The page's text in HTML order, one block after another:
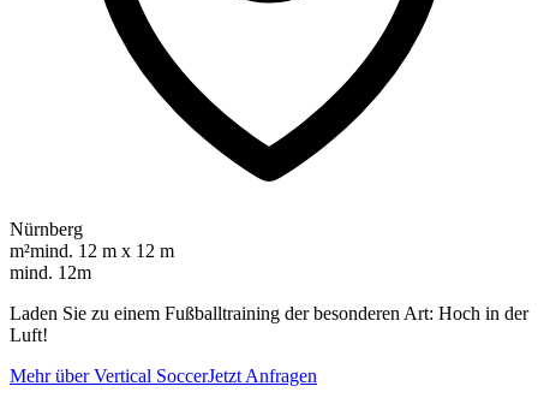
Nürnberg
m²mind. 12 m x 12 m
mind. 12m
Laden Sie zu einem Fußballtraining der besonderen Art: Hoch in der
Luft!
Mehr über Vertical SoccerJetzt Anfragen